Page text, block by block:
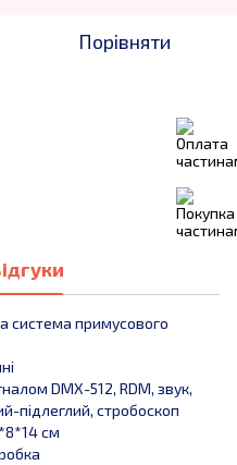
Порівняти
система примусового
DMX-512, RDM, звук,
підлеглий, стробоскоп
см